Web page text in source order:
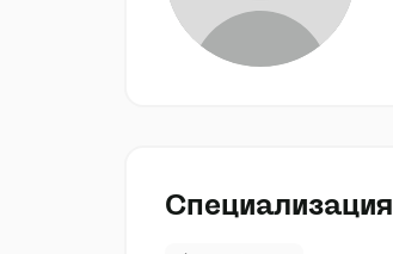
Специализация